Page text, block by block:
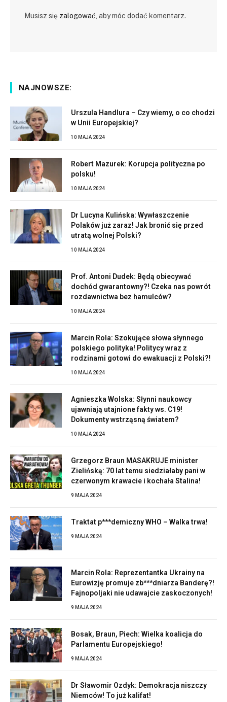
Musisz się zalogować, aby móc dodać komentarz.
NAJNOWSZE:
Urszula Handlura – Czy wiemy, o co chodzi
w Unii Europejskiej?
10 MAJA 2024
Robert Mazurek: Korupcja polityczna po
polsku!
10 MAJA 2024
Dr Lucyna Kulińska: Wywłaszczenie
Polaków już zaraz! Jak bronić się przed
utratą wolnej Polski?
10 MAJA 2024
Prof. Antoni Dudek: Będą obiecywać
dochód gwarantowny?! Czeka nas powrót
rozdawnictwa bez hamulców?
10 MAJA 2024
Marcin Rola: Szokujące słowa słynnego
polskiego polityka! Politycy wraz z
rodzinami gotowi do ewakuacji z Polski?!
10 MAJA 2024
Agnieszka Wolska: Słynni naukowcy
ujawniają utajnione fakty ws. C19!
Dokumenty wstrząsną światem?
10 MAJA 2024
Grzegorz Braun MASAKRUJE minister
Zielińską: 70 lat temu siedziałaby pani w
czerwonym krawacie i kochała Stalina!
9 MAJA 2024
Traktat p***demiczny WHO – Walka trwa!
9 MAJA 2024
Marcin Rola: Reprezentantka Ukrainy na
Eurowizję promuje zb***dniarza Banderę?!
Fajnopoljaki nie udawajcie zaskoczonych!
9 MAJA 2024
Bosak, Braun, Piech: Wielka koalicja do
Parlamentu Europejskiego!
9 MAJA 2024
Dr Sławomir Ozdyk: Demokracja niszczy
Niemców! To już kalifat!